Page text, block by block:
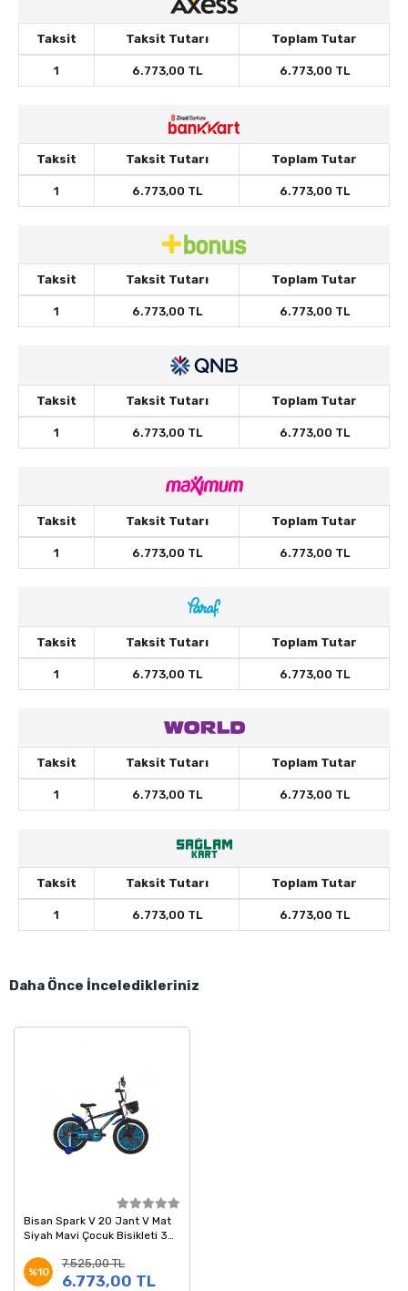
Taksit Taksit Tutarı Toplam Tutar
1 6.773,00 TL 6.773,00 TL
Taksit Taksit Tutarı Toplam Tutar
1 6.773,00 TL 6.773,00 TL
Taksit Taksit Tutarı Toplam Tutar
1 6.773,00 TL 6.773,00 TL
Taksit Taksit Tutarı Toplam Tutar
1 6.773,00 TL 6.773,00 TL
Taksit Taksit Tutarı Toplam Tutar
1 6.773,00 TL 6.773,00 TL
Taksit Taksit Tutarı Toplam Tutar
1 6.773,00 TL 6.773,00 TL
Taksit Taksit Tutarı Toplam Tutar
1 6.773,00 TL 6.773,00 TL
Taksit Taksit Tutarı Toplam Tutar
1 6.773,00 TL 6.773,00 TL
Daha Önce İnceledikleriniz
Bisan Spark V 20 Jant V Mat
Siyah Mavi Çocuk Bisikleti 30
%10
7.525,00 TL
6.773,00 TL